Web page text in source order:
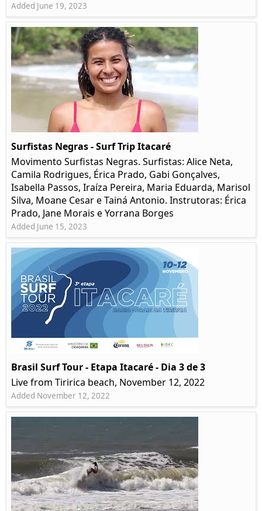
Added June 19, 2023
Surfistas Negras - Surf Trip Itacaré
Movimento Surfistas Negras. Surfistas: Alice Neta,
Camila Rodrigues, Érica Prado, Gabi Gonçalves,
Isabella Passos, Iraíza Pereira, Maria Eduarda, Marisol
Silva, Moane Cesar e Tainá Antonio. Instrutoras: Érica
Prado, Jane Morais e Yorrana Borges
Added June 15, 2023
Brasil Surf Tour - Etapa Itacaré - Dia 3 de 3
Live from Tiririca beach, November 12, 2022
Added November 12, 2022